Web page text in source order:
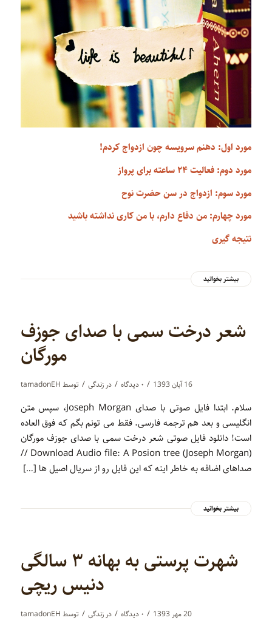
مورد اول: دهنم سرویسه چون ازدواج کردم!
مورد دوم: فعالیت ۲۴ ساعته برای پرواز
مورد سوم: ازدواج در سن حضرت نوح
مورد چهارم: من دفاع دارم، با من کاری نداشته باشید
نتیجه گیری
بیشتر بخوانید
شعر درخت سمی با صدای جوزف
مورگان
16 آبان 1393 / ۰ دیدگاه‌ / درزندگی / توسط tamadonEH
سلام. ابتدا فایل صوتی با صدای Joseph Morgan، سپس متن
انگلیسی و بعد هم ترجمه فارسی. فقط می تونم بگم که فوق العاده
است! دانلود فایل صوتی شعر درخت سمی با صدای جوزف مورگان
(Download Audio file: A Posion tree (Joseph Morgan //
صداهای اضافه به خاطر اینه که این فایل رو از سریال اصیل ها […]
بیشتر بخوانید
شهرت پرستی به بهانه ۳ سالگی
دنیس ریچی
20 مهر 1393 / ۰ دیدگاه‌ / درزندگی / توسط tamadonEH